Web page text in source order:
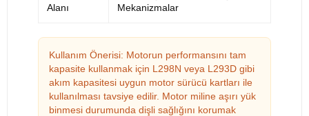
Alanı
Mekanizmalar
Kullanım Önerisi: Motorun performansını tam
kapasite kullanmak için L298N veya L293D gibi
akım kapasitesi uygun motor sürücü kartları ile
kullanılması tavsiye edilir. Motor miline aşırı yük
binmesi durumunda dişli sağlığını korumak